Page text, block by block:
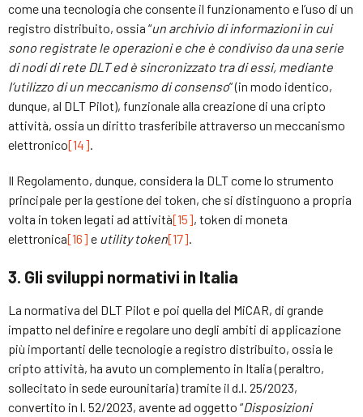
come una tecnologia che consente il funzionamento e l’uso di un
registro distribuito, ossia “un archivio di informazioni in cui
sono registrate le operazioni e che è condiviso da una serie
di nodi di rete DLT ed è sincronizzato tra di essi, mediante
l’utilizzo di un meccanismo di consenso” (in modo identico,
dunque, al DLT Pilot), funzionale alla creazione di una cripto
attività, ossia un diritto trasferibile attraverso un meccanismo
elettronico[14].
Il Regolamento, dunque, considera la DLT come lo strumento
principale per la gestione dei token, che si distinguono a propria
volta in token legati ad attività[15], token di moneta
elettronica[16] e utility token[17].
3. Gli sviluppi normativi in Italia
La normativa del DLT Pilot e poi quella del MiCAR, di grande
impatto nel definire e regolare uno degli ambiti di applicazione
più importanti delle tecnologie a registro distribuito, ossia le
cripto attività, ha avuto un complemento in Italia (peraltro,
sollecitato in sede eurounitaria) tramite il d.l. 25/2023,
convertito in l. 52/2023, avente ad oggetto “Disposizioni